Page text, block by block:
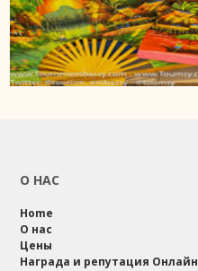
О НАС
Home
О нас
Цены
Награда и репутация Онлайн